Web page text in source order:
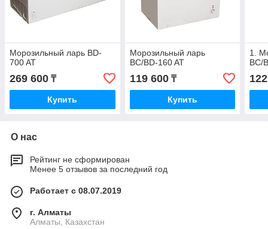
Морозильный ларь BD-
700 AT
269 600 ₸
Купить
Морозильный ларь
BC/BD-160 AT
119 600₸
Купить
1.
BC/
О нас
Рейтинг не сформирован
Менее 5 отзывов за последний год
Работает с 08.07.2019
г. Алматы
Алматы, Казахстан